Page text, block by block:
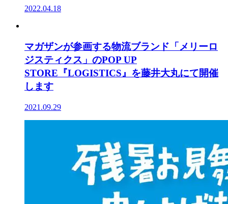
2022.04.18
マガザンが参画する物流ブランド「メリーロ
ジスティクス」のPOP UP
STORE『LOGISTICS』を藤井大丸にて開催
します
2021.09.29